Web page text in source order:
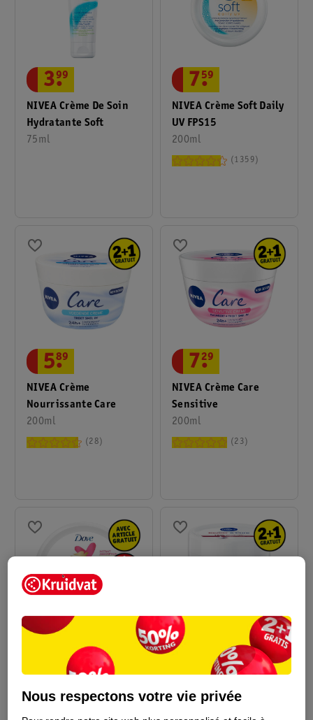
NIVEA Crème De Soin
Hydratante Soft
75ml
3.
99
NIVEA Crème Soft Daily
UV FPS15
200ml
7.
59
1359
NIVEA Crème
Nourrissante Care
200ml
5.
89
28
NIVEA Crème Care
Sensitive
200ml
7.
29
23
Dove Crème Body Love
250ml
NIVEA Crème Repair &
400ml
Nous respectons votre vie privée